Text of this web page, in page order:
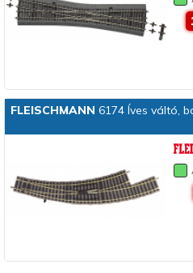
FLEISCHMANN 6174 Íves váltó,